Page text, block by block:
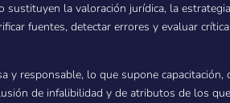
sustituyen la valoración jurídica, la
fuentes, detectar errores y evaluar
y responsable, lo que supone capacitación,
de infalibilidad y de atributos de los